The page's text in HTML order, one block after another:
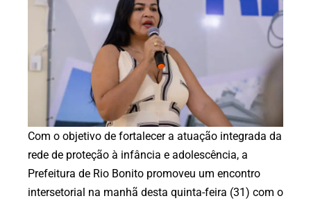
Com o objetivo de fortalecer a atuação integrada da
rede de proteção à infância e adolescência, a
Prefeitura de Rio Bonito promoveu um encontro
intersetorial na manhã desta quinta-feira (31) com o